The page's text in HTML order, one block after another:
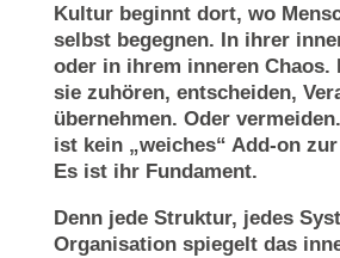
Kultur beginnt dort, wo
selbst begegnen. In ihrer
oder in ihrem inneren Chaos.
sie zuhören, entscheiden,
übernehmen. Oder
ist kein „weiches“ Add-on
Es ist ihr Fundament.
Denn jede Struktur, jedes
Organisation spiegelt das